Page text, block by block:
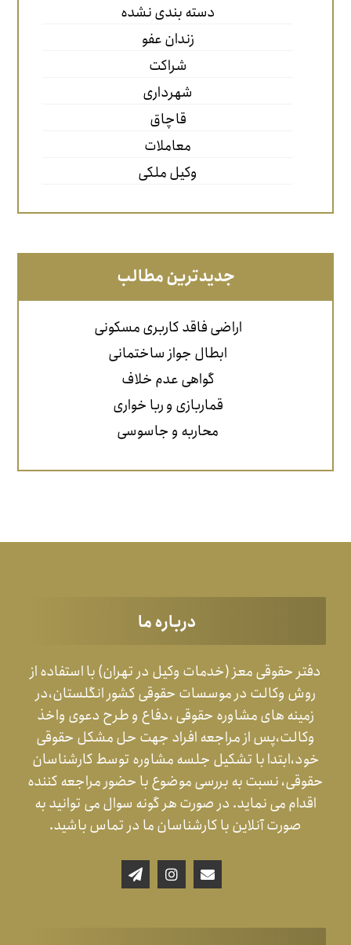
دسته بندی نشده
زندان عفو
شراکت
شهرداری
قاچاق
معاملات
وکیل ملکی
جدیدترین مطالب
اراضی فاقد کاربری مسکونی
ابطال جواز ساختمانی
گواهی عدم خلاف
قماربازی و ربا خواری
محاربه و جاسوسی
درباره ما
دفتر حقوقی معز (خدمات وکیل در تهران) با استفاده از
روش وکالت در موسسات حقوقی کشور انگلستان،در
زمینه های مشاوره حقوقی ،دفاع و طرح دعوی واخذ
وکالت،پس از مراجعه افراد جهت حل مشکل حقوقی
خود،ابتدا با تشکیل جلسه مشاوره توسط کارشناسان
حقوقی، نسبت به بررسی موضوع با حضور مراجعه کننده
اقدام می نماید. در صورت هر گونه سوال می توانید به
صورت آنلاین با کارشناسان ما در تماس باشید.